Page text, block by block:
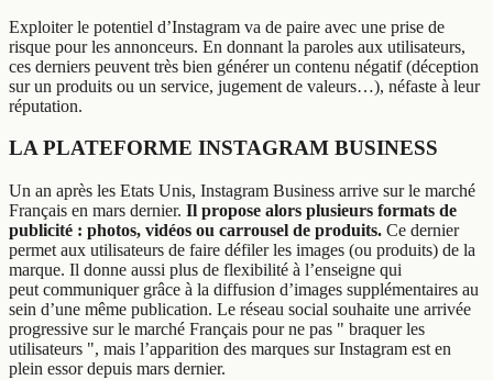
Exploiter le potentiel d’Instagram va de paire avec une prise de
risque pour les annonceurs. En donnant la paroles aux utilisateurs,
ces derniers peuvent très bien générer un contenu négatif (déception
sur un produits ou un service, jugement de valeurs…), néfaste à leur
réputation.
LA PLATEFORME INSTAGRAM BUSINESS
Un an après les Etats Unis, Instagram Business arrive sur le marché
Français en mars dernier. Il propose alors plusieurs formats de
publicité : photos, vidéos ou carrousel de produits. Ce dernier
permet aux utilisateurs de faire défiler les images (ou produits) de la
marque. Il donne aussi plus de flexibilité à l’enseigne qui
peut communiquer grâce à la diffusion d’images supplémentaires au
sein d’une même publication. Le réseau social souhaite une arrivée
progressive sur le marché Français pour ne pas " braquer les
utilisateurs ", mais l’apparition des marques sur Instagram est en
plein essor depuis mars dernier.